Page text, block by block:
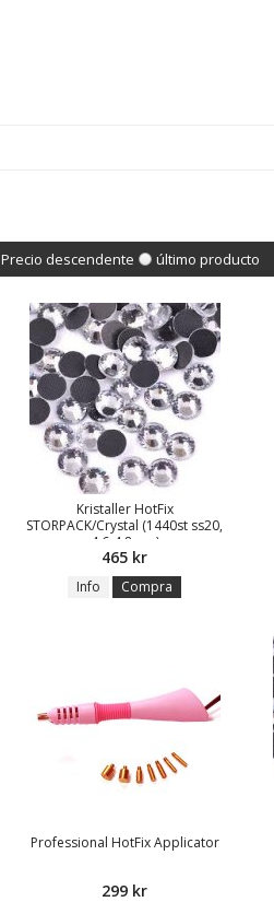
Precio descendente último producto
Kristaller HotFix
STORPACK/Crystal (1440st ss20,
4,6-4,8mm)
465 kr
Info Compra
Professional HotFix Applicator
299 kr